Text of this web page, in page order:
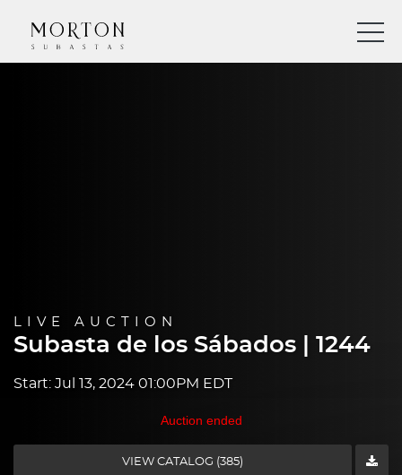
LIVE AUCTION
Subasta de los Sábados | 1244
Start: Jul 13, 2024 01:00PM EDT
Auction ended
VIEW CATALOG (385)